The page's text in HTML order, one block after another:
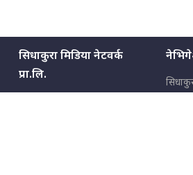
सिधाकुरा मिडिया नेटवर्क
प्रा.लि.